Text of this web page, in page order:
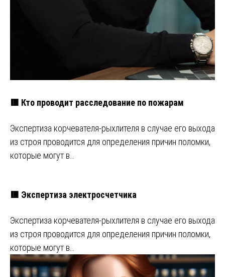
🟥 Кто проводит расследование по пожарам
Экспертиза корчевателя-рыхлителя в случае его выхода
из строя проводится для определения причин поломки,
которые могут в…
🟥 Экспертиза электросчетчика
Экспертиза корчевателя-рыхлителя в случае его выхода
из строя проводится для определения причин поломки,
которые могут в…